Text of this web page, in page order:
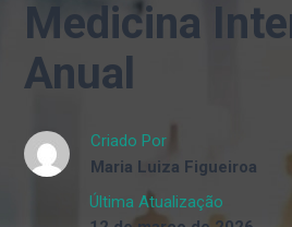
Medicina
Anual
Criado Por
Maria Luiza Figueiroa
Última Atualização